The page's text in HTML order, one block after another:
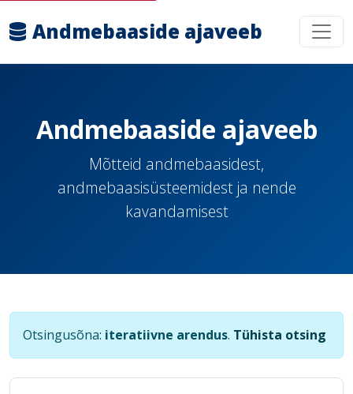
Andmebaaside ajaveeb
Andmebaaside ajaveeb
Mõtteid andmebaasidest,
andmebaasisüsteemidest ja nende
kavandamisest
Otsingusõna: iteratiivne arendus. Tühista otsing